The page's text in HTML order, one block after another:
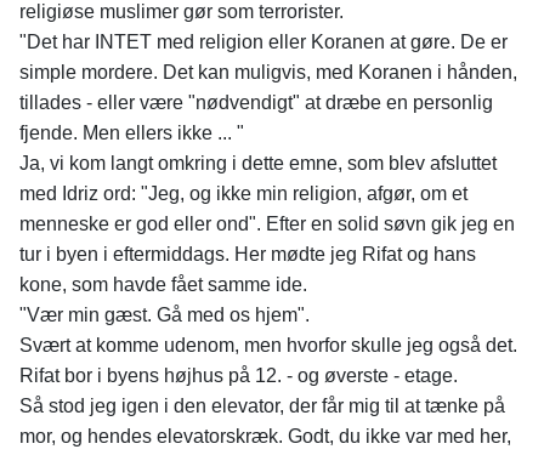
religiøse muslimer gør som terrorister.
"Det har INTET med religion eller Koranen at gøre. De er
simple mordere. Det kan muligvis, med Koranen i hånden,
tillades - eller være "nødvendigt" at dræbe en personlig
fjende. Men ellers ikke ... "
Ja, vi kom langt omkring i dette emne, som blev afsluttet
med Idriz ord: "Jeg, og ikke min religion, afgør, om et
menneske er god eller ond". Efter en solid søvn gik jeg en
tur i byen i eftermiddags. Her mødte jeg Rifat og hans
kone, som havde fået samme ide.
"Vær min gæst. Gå med os hjem".
Svært at komme udenom, men hvorfor skulle jeg også det.
Rifat bor i byens højhus på 12. - og øverste - etage.
Så stod jeg igen i den elevator, der får mig til at tænke på
mor, og hendes elevatorskræk. Godt, du ikke var med her,